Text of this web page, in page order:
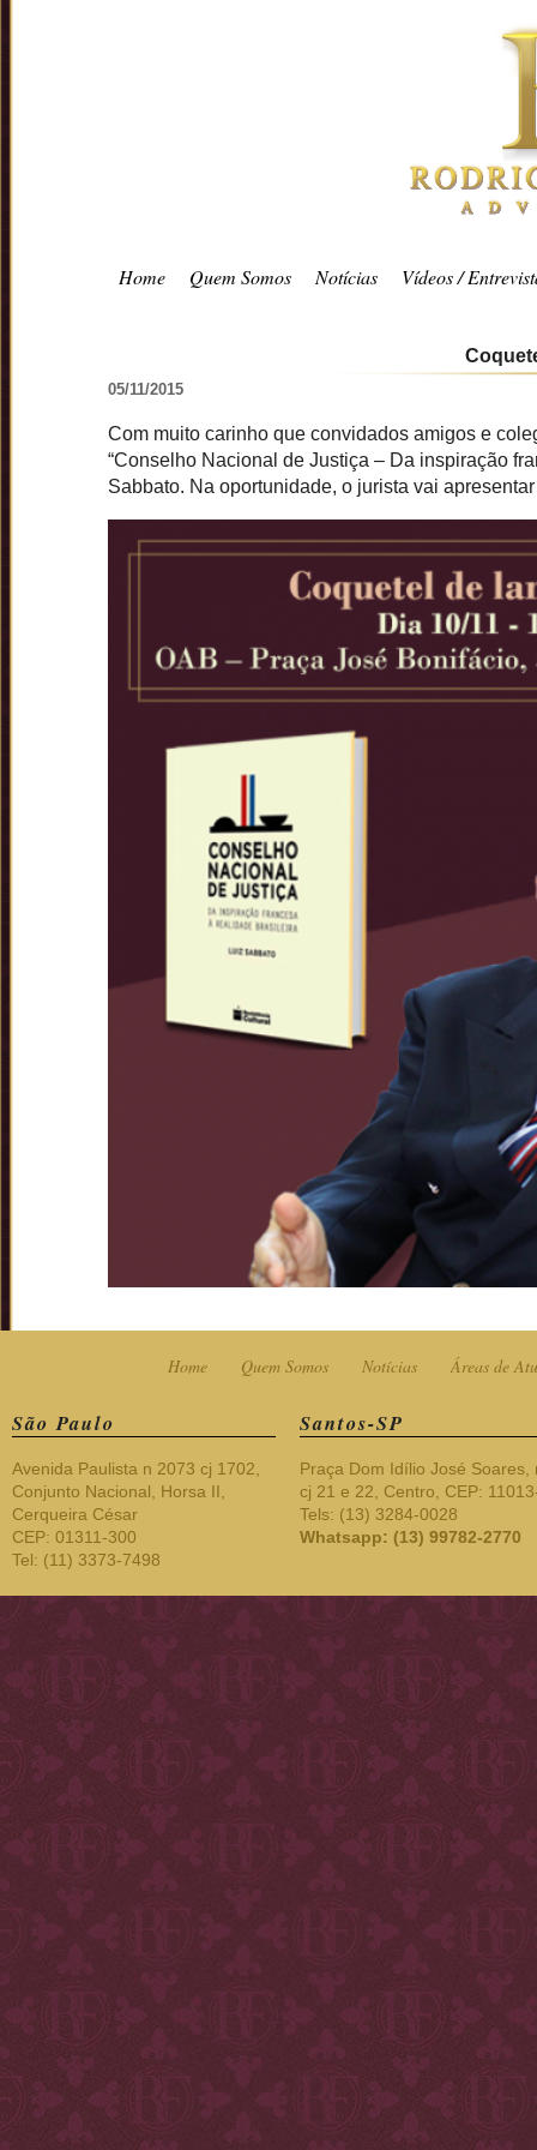
Home Quem Somos Notícias Vídeos /
05/11/2015
Com muito carinho que convidados amigos e
“Conselho Nacional de Justiça – Da inspiração
Sabbato. Na oportunidade, o jurista vai
Home Quem Somos Notícias Áreas de
São Paulo
Avenida Paulista n 2073 cj 1702,
Conjunto Nacional, Horsa II,
Cerqueira César
CEP: 01311-300
Tel: (11) 3373-7498
Santos-SP
Praça Dom Idílio José Soares,
cj 21 e 22, Centro, CEP:
Tels: (13) 3284-0028
Whatsapp: (13) 99782-2770